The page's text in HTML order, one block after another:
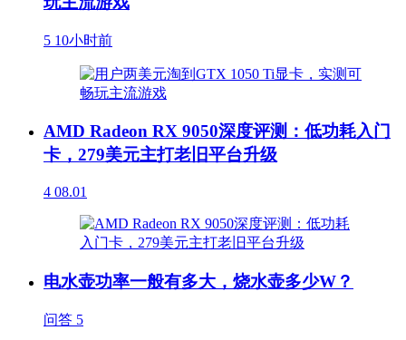
5 10小时前
AMD Radeon RX 9050深度评测：低功耗入门
卡，279美元主打老旧平台升级
4 08.01
电水壶功率一般有多大，烧水壶多少W？
问答 5